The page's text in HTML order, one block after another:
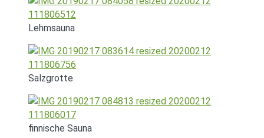
Lehmsauna
Salzgrotte
finnische Sauna